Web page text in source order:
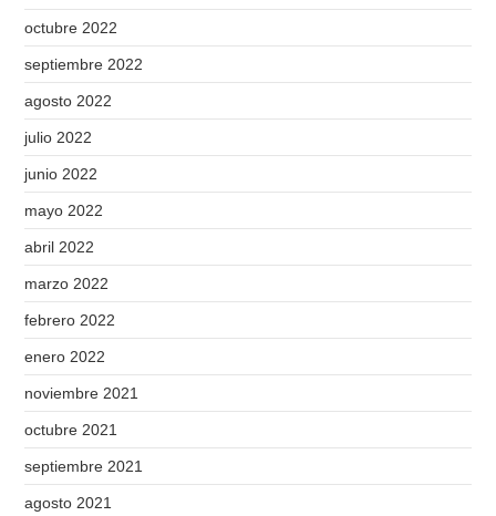
octubre 2022
septiembre 2022
agosto 2022
julio 2022
junio 2022
mayo 2022
abril 2022
marzo 2022
febrero 2022
enero 2022
noviembre 2021
octubre 2021
septiembre 2021
agosto 2021